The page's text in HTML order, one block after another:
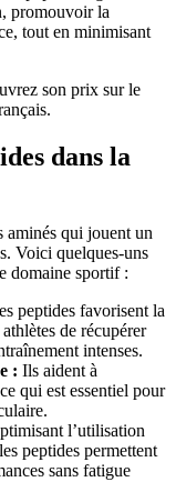
promouvoir la
tout en minimisant
son prix sur le
dans la
aminés qui jouent un
Voici quelques-uns
domaine sportif :
peptides favorisent la
de récupérer
intenses.
: Ils aident à
qui est essentiel pour
l’utilisation
peptides permettent
sans fatigue